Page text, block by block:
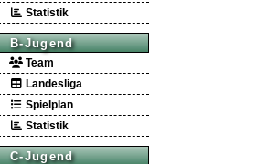
Statistik
B-Jugend
Team
Landesliga
Spielplan
Statistik
C-Jugend